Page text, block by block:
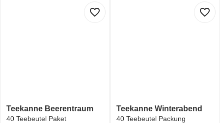
favorite_border
Teekanne Beerentraum
40 Teebeutel Paket
favorite_border
Teekanne Winterabend
40 Teebeutel Packung